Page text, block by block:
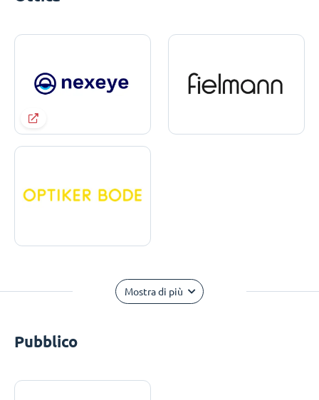
Mostra di più
Pubblico